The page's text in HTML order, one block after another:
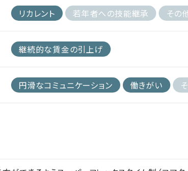
リカレント 若年者への技能継承 その
継続的な賃金の引上げ
円滑なコミュニケーション 働きがい